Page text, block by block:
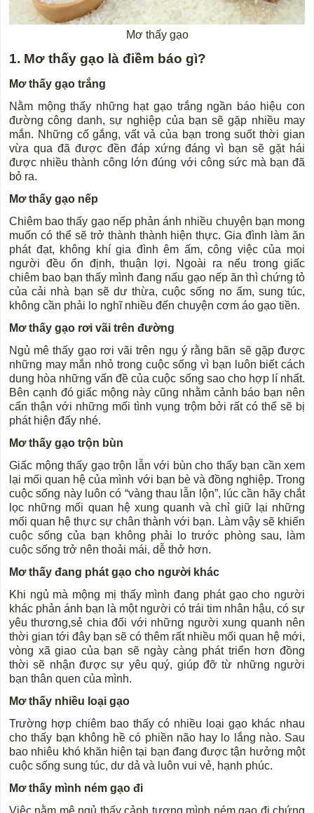
Mơ thấy gạo
1. Mơ thấy gạo là điềm báo gì?
Mơ thấy gạo trắng
Nằm mộng thấy những hạt gạo trắng ngần báo hiệu con
đường công danh, sự nghiệp của bạn sẽ gặp nhiều may
mắn. Những cố gắng, vất vả của bạn trong suốt thời gian
vừa qua đã được đền đáp xứng đáng vì bạn sẽ gặt hái
được nhiều thành công lớn đúng với công sức mà bạn đã
bỏ ra.
Mơ thấy gạo nếp
Chiêm bao thấy gạo nếp phản ánh nhiều chuyện bạn mong
muốn có thể sẽ trở thành thành hiện thực. Gia đình làm ăn
phát đạt, không khí gia đình êm ấm, công việc của mọi
người đều ổn định, thuận lợi. Ngoài ra nếu trong giấc
chiêm bao bạn thấy mình đang nấu gạo nếp ăn thì chứng tỏ
của cải nhà bạn sẽ dư thừa, cuộc sống no ấm, sung túc,
không cần phải lo nghĩ nhiều đến chuyện cơm áo gạo tiền.
Mơ thấy gạo rơi vãi trên đường
Ngủ mê thấy gạo rơi vãi trên ngụ ý rằng bãn sẽ gặp được
những may mắn nhỏ trong cuộc sống vì bạn luôn biết cách
dung hòa những vấn đề của cuộc sống sao cho hợp lí nhất.
Bên cạnh đó giấc mộng này cũng nhằm cảnh báo bạn nên
cẩn thận với những mối tình vụng trộm bởi rất có thể sẽ bị
phát hiện đấy nhé.
Mơ thấy gạo trộn bùn
Giấc mộng thấy gạo trộn lẫn với bùn cho thấy bạn cần xem
lại mối quan hệ của mình với bạn bè và đồng nghiệp. Trong
cuộc sống này luôn có “vàng thau lẫn lộn”, lúc cần hãy chắt
lọc những mối quan hệ xung quanh và chỉ giữ lại những
mối quan hệ thực sự chân thành với bạn. Làm vậy sẽ khiến
cuộc sống của bạn không phải lo trước phòng sau, làm
cuộc sống trở nên thoải mái, dễ thở hơn.
Mơ thấy đang phát gạo cho người khác
Khi ngủ mà mộng mị thấy mình đang phát gạo cho người
khác phản ánh bạn là một người có trái tim nhân hậu, có sự
yêu thương,sẻ chia đối với những người xung quanh nên
thời gian tới đây bạn sẽ có thêm rất nhiều mối quan hệ mới,
vòng xã giao của bạn sẽ ngày càng phát triển hơn đồng
thời sẽ nhận được sự yêu quý, giúp đỡ từ những người
bạn thân quen của mình.
Mơ thấy nhiều loại gạo
Trường hợp chiêm bao thấy có nhiều loại gạo khác nhau
cho thấy bạn không hề có phiền não hay lo lắng nào. Sau
bao nhiêu khó khăn hiện tại bạn đang được tận hưởng một
cuộc sống sung túc, dư dả và luôn vui vẻ, hạnh phúc.
Mơ thấy mình ném gạo đi
Việc nằm mê ngủ thấy cảnh tượng mình ném gạo đi chứng